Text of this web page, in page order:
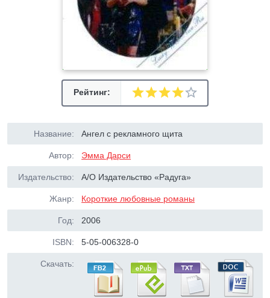
Рейтинг:
Название: Ангел с рекламного щита
Автор: Эмма Дарси
Издательство: А/О Издательство «Радуга»
Жанр: Короткие любовные романы
Год: 2006
ISBN: 5-05-006328-0
Скачать: